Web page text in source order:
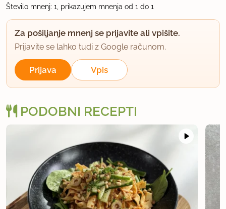
Število mnenj: 1, prikazujem mnenja od 1 do 1
Za pošiljanje mnenj se prijavite ali vpišite.
Prijavite se lahko tudi z Google računom.
Prijava Vpis
PODOBNI RECEPTI